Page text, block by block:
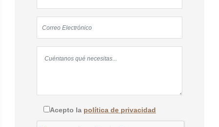
Acepto la política de privacidad